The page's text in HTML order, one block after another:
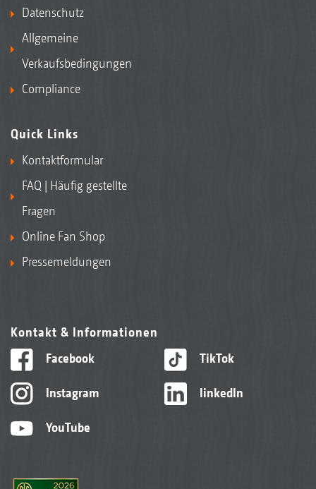
Datenschutz
Allgemeine
Verkaufsbedingungen
Compliance
Quick Links
Kontaktformular
FAQ | Häufig gestellte
Fragen
Online Fan Shop
Pressemeldungen
Kontakt & Informationen
Facebook
Instagram
YouTube
TikTok
linkedIn